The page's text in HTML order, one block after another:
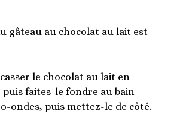
gâteau au chocolat au lait est
le chocolat au lait en
faites-le fondre au bain-
ondes, puis mettez-le de côté.